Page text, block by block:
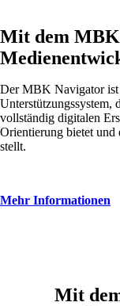
Mit dem
Der MBK Navigator ist
Unterstützungssystem,
vollständig digitalen
Orientierung bietet und
stellt.
Mehr Informationen
Mit